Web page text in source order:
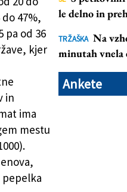
47%,
pa od 36
kjer
in
ima
mestu
pepelka
le delno in
TRŽAŠKA Na
minutah vnela
Ankete